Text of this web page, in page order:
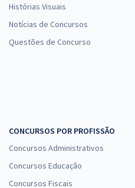
Histórias Visuais
Notícias de Concursos
Questões de Concurso
CONCURSOS POR PROFISSÃO
Concursos Administrativos
Concursos Educação
Concursos Fiscais